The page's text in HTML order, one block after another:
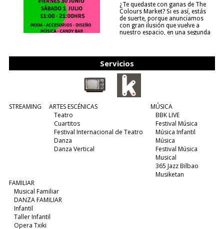
¿Te quedaste con ganas de The
Colours Market? Si es así, estás
de suerte, porque anunciamos
con gran ilusión que vuelve a
nuestro espacio, en una segunda
Servicios
STREAMING
ARTES ESCÉNICAS
Teatro
Cuartitos
Festival Internacional de Teatro
Danza
Danza Vertical
MÚSICA
BBK LIVE
Festival Música
Música Infantil
Música
Festival Música
Musical
365 Jazz Bilbao
Musiketan
FAMILIAR
Musical Familiar
DANZA FAMILIAR
Infantil
Taller Infantil
Opera Txiki